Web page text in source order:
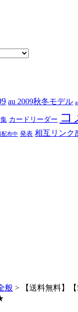
au 2009秋冬モデル
カードリーダー コ
配布中 発表 相互リンク
般 >
【送料無料】